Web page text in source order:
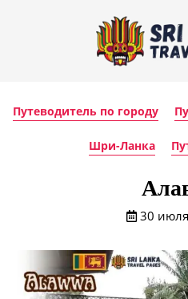
Путеводитель по городу
Шри-Ланка
30